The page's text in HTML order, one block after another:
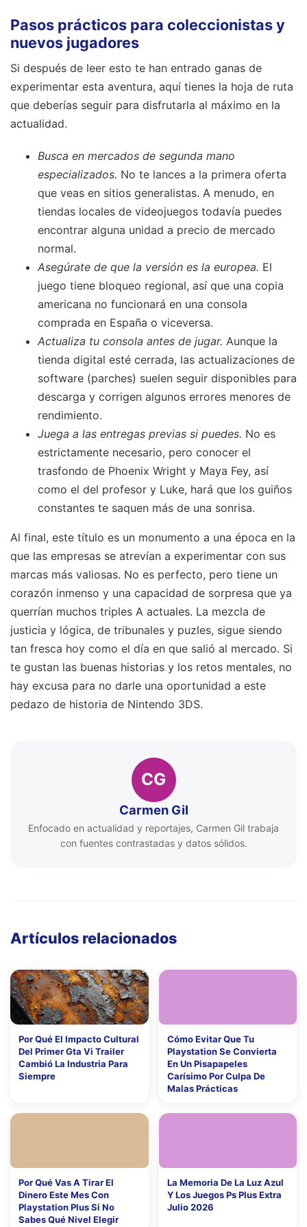
Pasos prácticos para coleccionistas y
nuevos jugadores
Si después de leer esto te han entrado ganas de
experimentar esta aventura, aquí tienes la hoja de ruta
que deberías seguir para disfrutarla al máximo en la
actualidad.
Busca en mercados de segunda mano
especializados. No te lances a la primera oferta
que veas en sitios generalistas. A menudo, en
tiendas locales de videojuegos todavía puedes
encontrar alguna unidad a precio de mercado
normal.
Asegúrate de que la versión es la europea. El
juego tiene bloqueo regional, así que una copia
americana no funcionará en una consola
comprada en España o viceversa.
Actualiza tu consola antes de jugar. Aunque la
tienda digital esté cerrada, las actualizaciones de
software (parches) suelen seguir disponibles para
descarga y corrigen algunos errores menores de
rendimiento.
Juega a las entregas previas si puedes. No es
estrictamente necesario, pero conocer el
trasfondo de Phoenix Wright y Maya Fey, así
como el del profesor y Luke, hará que los guiños
constantes te saquen más de una sonrisa.
Al final, este título es un monumento a una época en la
que las empresas se atrevían a experimentar con sus
marcas más valiosas. No es perfecto, pero tiene un
corazón inmenso y una capacidad de sorpresa que ya
querrían muchos triples A actuales. La mezcla de
justicia y lógica, de tribunales y puzles, sigue siendo
tan fresca hoy como el día en que salió al mercado. Si
te gustan las buenas historias y los retos mentales, no
hay excusa para no darle una oportunidad a este
pedazo de historia de Nintendo 3DS.
CG
Carmen Gil
Enfocado en actualidad y reportajes, Carmen Gil trabaja
con fuentes contrastadas y datos sólidos.
Artículos relacionados
Por Qué El Impacto Cultural
Del Primer Gta Vi Trailer
Cambió La Industria Para
Siempre
Cómo Evitar Que Tu
Playstation Se Convierta
En Un Pisapapeles
Carísimo Por Culpa De
Malas Prácticas
Por Qué Vas A Tirar El
Dinero Este Mes Con
Playstation Plus Si No
Sabes Qué Nivel Elegir
La Memoria De La Luz Azul
Y Los Juegos Ps Plus Extra
Julio 2026